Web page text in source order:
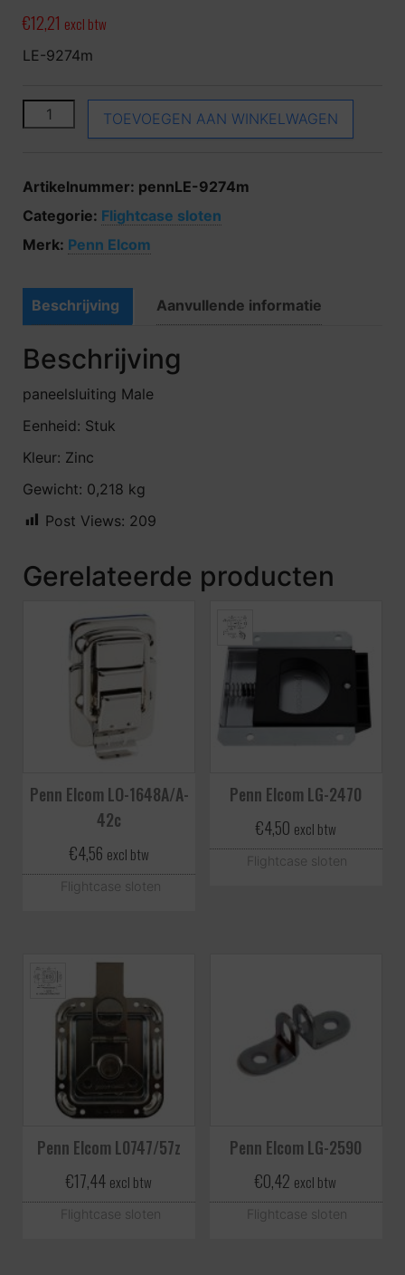
€12,21 excl btw
LE-9274m
Penn Elcom LE-9274m aantal
TOEVOEGEN AAN WINKELWAGEN
Artikelnummer: pennLE-9274m
Categorie: Flightcase sloten
Merk: Penn Elcom
Beschrijving Aanvullende informatie
Beschrijving
paneelsluiting Male
Eenheid: Stuk
Kleur: Zinc
Gewicht: 0,218 kg
Post Views: 209
Gerelateerde producten
Penn Elcom LO-1648A/A-
42c
€4,56 excl btw
Flightcase sloten
Penn Elcom LG-2470
€4,50 excl btw
Flightcase sloten
Penn Elcom L0747/57z
€17,44 excl btw
Flightcase sloten
Penn Elcom LG-2590
€0,42 excl btw
Flightcase sloten